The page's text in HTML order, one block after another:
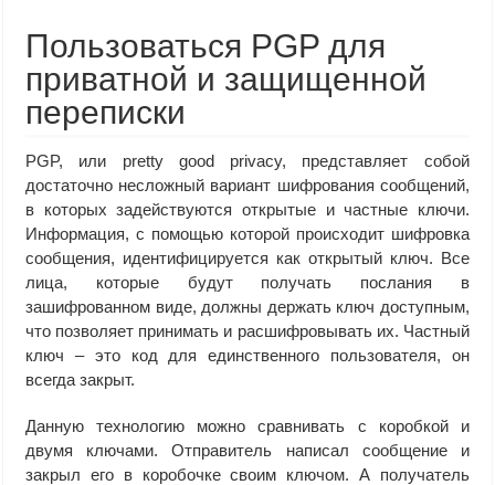
Пользоваться PGP для
приватной и защищенной
переписки
PGP, или pretty good privacy, представляет собой
достаточно несложный вариант шифрования сообщений,
в которых задействуются открытые и частные ключи.
Информация, с помощью которой происходит шифровка
сообщения, идентифицируется как открытый ключ. Все
лица, которые будут получать послания в
зашифрованном виде, должны держать ключ доступным,
что позволяет принимать и расшифровывать их. Частный
ключ – это код для единственного пользователя, он
всегда закрыт.
Данную технологию можно сравнивать с коробкой и
двумя ключами. Отправитель написал сообщение и
закрыл его в коробочке своим ключом. А получатель